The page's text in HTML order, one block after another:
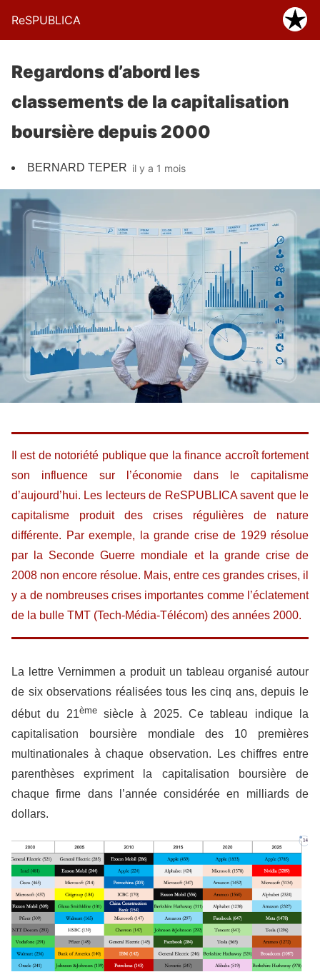
ReSPUBLICA
Regardons d’abord les
classements de la capitalisation
boursière depuis 2000
BERNARD TEPER il y a 1 mois
Il est de notoriété publique que la finance accroît fortement
son influence sur l’économie dans le capitalisme
d’aujourd’hui. Les lecteurs de ReSPUBLICA savent que le
capitalisme produit des crises régulières de nature
différente. Par exemple, la grande crise de 1929 résolue
par la Seconde Guerre mondiale et la grande crise de
2008 non encore résolue. Mais, entre ces grandes crises, il
y a de nombreuses crises importantes comme l’éclatement
de la bulle TMT (Tech-Média-Télécom) des années 2000.
La lettre Vernimmen a produit un tableau organisé autour
de six observations réalisées tous les cinq ans, depuis le
début du 21èmesiècle à 2025. Ce tableau indique la
capitalisation boursière mondiale des 10 premières
multinationales à chaque observation. Les chiffres entre
parenthèses expriment la capitalisation boursière de
chaque firme dans l’année considérée en milliards de
dollars.